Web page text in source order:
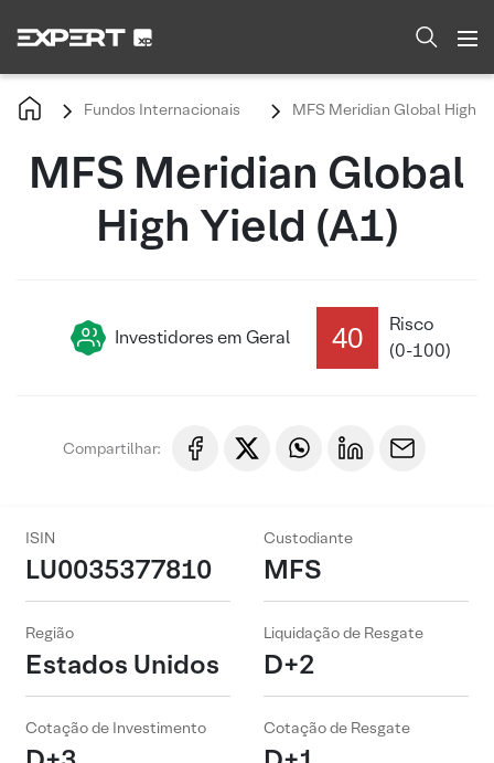
Fundos Internacionais MFS Meridian Global High
MFS Meridian Global
High Yield (A1)
Investidores em Geral 40
Risco
(0-100)
Compartilhar:
ISIN
LU0035377810
Custodiante
MFS
Região
Estados Unidos
Liquidação de Resgate
D+2
Cotação de Investimento Cotação de Resgate